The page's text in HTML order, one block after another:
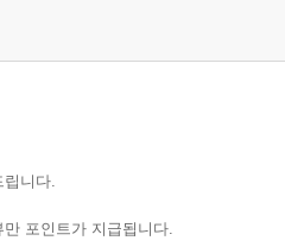
니다.
포인트가 지급됩니다.